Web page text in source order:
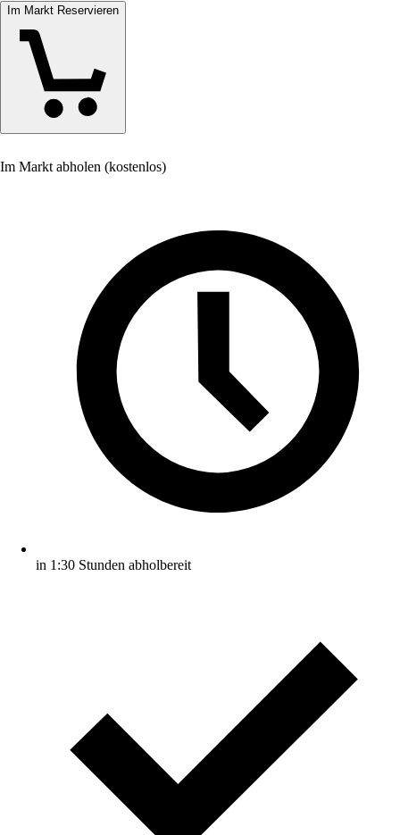
Im Markt Reservieren
Im Markt abholen (kostenlos)
in 1:30 Stunden abholbereit